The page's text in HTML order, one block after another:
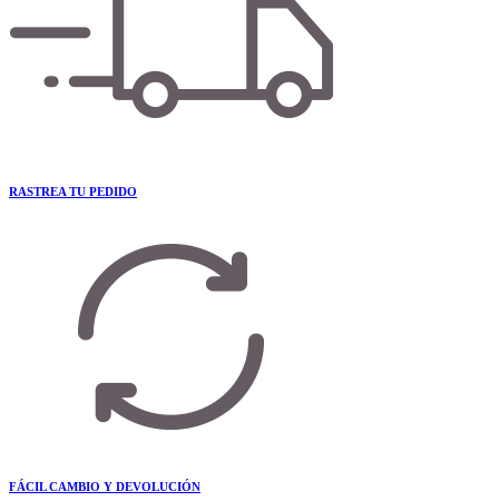
RASTREA TU PEDIDO
FÁCIL CAMBIO Y DEVOLUCIÓN